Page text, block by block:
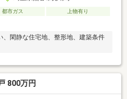
都市ガス
上物有り
、閑静な住宅地、整形地、建築条件
800万円